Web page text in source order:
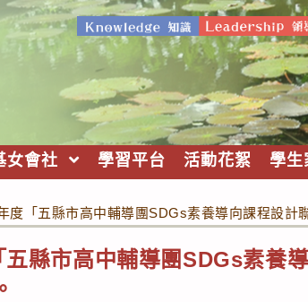
女會社 學習平台 活動花絮 學生
度「五縣市高中輔導團SDGs素養導向課程設計
縣市高中輔導團SDGs素養